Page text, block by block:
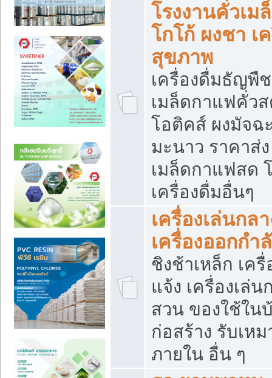
โรงงานคั่วเม
โกโก้ ผงชา เ
สุขภาพ
เครื่องดื่มธัญพื
เมล็ดกาแฟคั่ว
โอติคส์ ผงมัจฉ
มะนาว ราคาส่
เมล็ดกาแฟสด
เครื่องดื่มอื่นๆ
เครื่องเล่นกล
เครื่องออกกำ
ชิงช้าเหล็ก เค
แจ้ง เครื่องเล่น
สวน ของใช้ใน
ก่อสร้าง รับเห
ภายใน อื่น ๆ